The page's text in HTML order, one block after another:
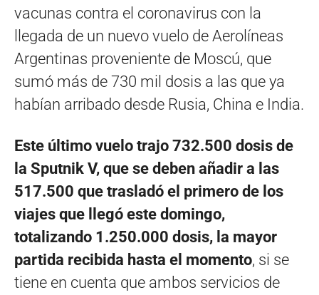
vacunas contra el coronavirus con la
llegada de un nuevo vuelo de Aerolíneas
Argentinas proveniente de Moscú, que
sumó más de 730 mil dosis a las que ya
habían arribado desde Rusia, China e India.
Este último vuelo trajo 732.500 dosis de
la Sputnik V, que se deben añadir a las
517.500 que trasladó el primero de los
viajes que llegó este domingo,
totalizando 1.250.000 dosis, la mayor
partida recibida hasta el momento, si se
tiene en cuenta que ambos servicios de